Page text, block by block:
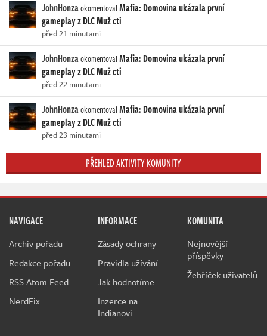
JohnHonzaokomentovalMafia: Domovina ukázala první
gameplay z DLC Muž cti
před 21 minutami
JohnHonzaokomentovalMafia: Domovina ukázala první
gameplay z DLC Muž cti
před 22 minutami
JohnHonzaokomentovalMafia: Domovina ukázala první
gameplay z DLC Muž cti
před 23 minutami
PŘEHLED AKTIVITY KOMUNITY
NAVIGACE
Archiv pořadu
Redakce pořadu
RSS Atom Feed
NerdFix
INFORMACE
Zásady ochrany
Pravidla užívání
Jak hodnotíme
Inzerce na
Indianovi
KOMUNITA
Nejnovější
příspěvky
Žebříček uživatelů